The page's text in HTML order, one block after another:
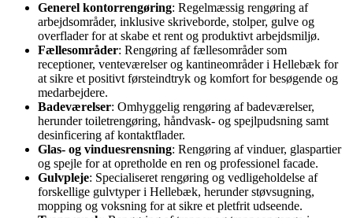
Generel kontorrengøring: Regelmæssig rengøring af
arbejdsområder, inklusive skriveborde, stolper, gulve og
overflader for at skabe et rent og produktivt arbejdsmiljø.
Fællesområder: Rengøring af fællesområder som
receptioner, venteværelser og kantineområder i Hellebæk for
at sikre et positivt førsteindtryk og komfort for besøgende og
medarbejdere.
Badeværelser: Omhyggelig rengøring af badeværelser,
herunder toiletrengøring, håndvask- og spejlpudsning samt
desinficering af kontaktflader.
Glas- og vinduesrensning: Rengøring af vinduer, glaspartier
og spejle for at opretholde en ren og professionel facade.
Gulvpleje: Specialiseret rengøring og vedligeholdelse af
forskellige gulvtyper i Hellebæk, herunder støvsugning,
mopping og voksning for at sikre et pletfrit udseende.